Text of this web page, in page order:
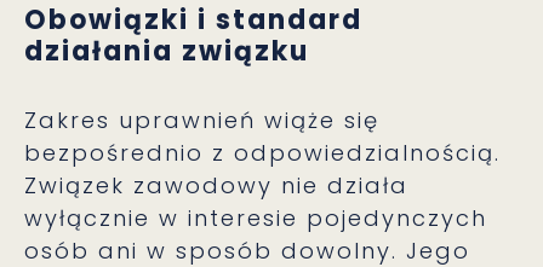
Obowiązki i standard
działania związku
Zakres uprawnień wiąże się
bezpośrednio z odpowiedzialnością.
Związek zawodowy nie działa
wyłącznie w interesie pojedynczych
osób ani w sposób dowolny. Jego